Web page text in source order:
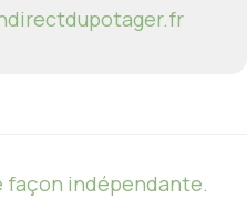
façon indépendante.